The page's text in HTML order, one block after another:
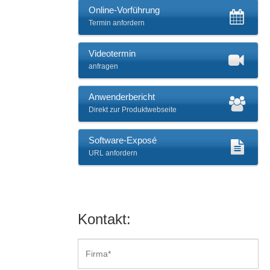
Online-Vorführung
Termin anfordern
Videotermin
anfragen
Anwenderbericht
Direkt zur Produktwebseite
Software-Exposé
URL anfordern
Kontakt: